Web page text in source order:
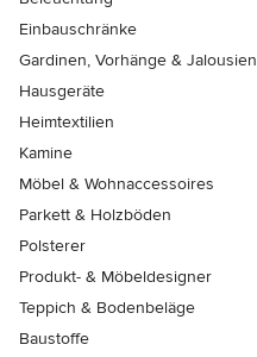
Einbauschränke
Gardinen, Vorhänge & Jalousien
Hausgeräte
Heimtextilien
Kamine
Möbel & Wohnaccessoires
Parkett & Holzböden
Polsterer
Produkt- & Möbeldesigner
Teppich & Bodenbeläge
Baustoffe